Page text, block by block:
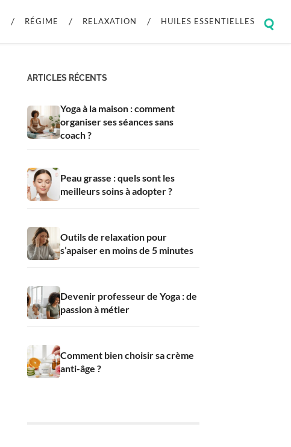
RÉGIME RELAXATION HUILES ESSENTIELLES
field
ARTICLES RÉCENTS
Yoga à la maison : comment
organiser ses séances sans
coach ?
Peau grasse : quels sont les
meilleurs soins à adopter ?
Outils de relaxation pour
s’apaiser en moins de 5 minutes
Devenir professeur de Yoga : de
passion à métier
Comment bien choisir sa crème
anti-âge ?